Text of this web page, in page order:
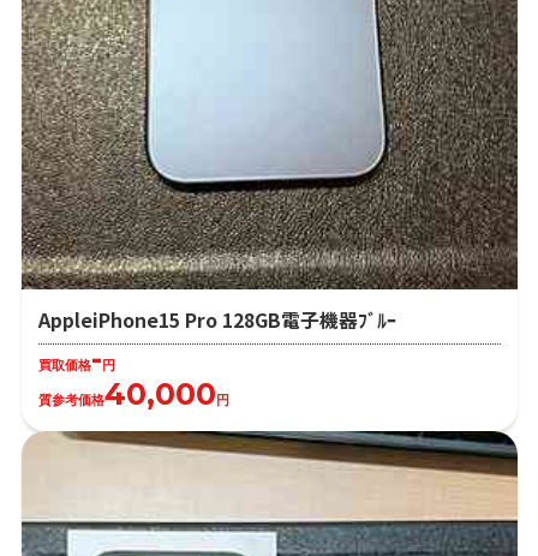
AppleiPhone15 Pro 128GB電子機器ﾌﾞﾙｰ
買取価格- 円
質参考価格40,000 円